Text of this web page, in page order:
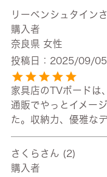
リーベンシュタイン
購入者
奈良県 女性
投稿日
2025/09/05
家具店のTVボードは
通販でやっとイメー
た。収納力、優雅な
さくら
2
購入者